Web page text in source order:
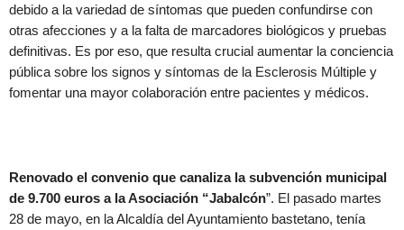
debido a la variedad de síntomas que pueden confundirse con
otras afecciones y a la falta de marcadores biológicos y pruebas
definitivas. Es por eso, que resulta crucial aumentar la conciencia
pública sobre los signos y síntomas de la Esclerosis Múltiple y
fomentar una mayor colaboración entre pacientes y médicos.
Renovado el convenio que canaliza la subvención municipal
de 9.700 euros a la Asociación “Jabalcón”. El pasado martes
28 de mayo, en la Alcaldía del Ayuntamiento bastetano, tenía